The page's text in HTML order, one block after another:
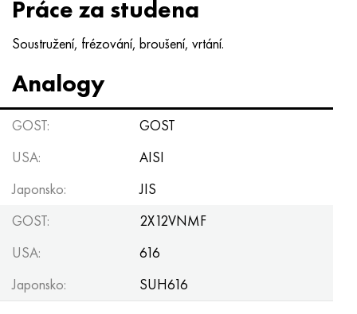
Práce za studena
Soustružení, frézování, broušení, vrtání.
Analogy
GOST:
GOST
USA:
AISI
Japonsko:
JIS
GOST:
2X12VNMF
USA:
616
Japonsko:
SUH616